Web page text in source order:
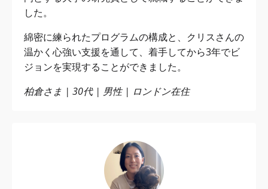
した。
綿密に練られたプログラムの構成と、クリスさんの
温かく心強い支援を通して、着手してから3年でビ
ジョンを実現することができました。
柏倉さま | 30代 | 男性 | ロンドン在住